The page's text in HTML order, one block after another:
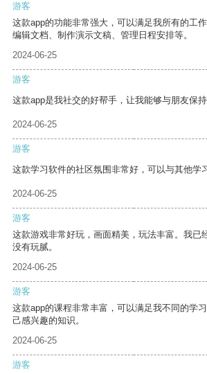
游客
这款app的功能非常强大，可以满足我所有的工
编辑文档、制作演示文稿、管理日程安排等。
2024-06-25
游客
这款app是我社交的好帮手，让我能够与朋友保
2024-06-25
游客
这款学习软件的社区氛围非常好，可以与其他学
2024-06-25
游客
这款游戏非常好玩，画面精美，玩法丰富。我已
没有玩腻。
2024-06-25
游客
这款app的课程非常丰富，可以满足我不同的学
己感兴趣的知识。
2024-06-25
游客